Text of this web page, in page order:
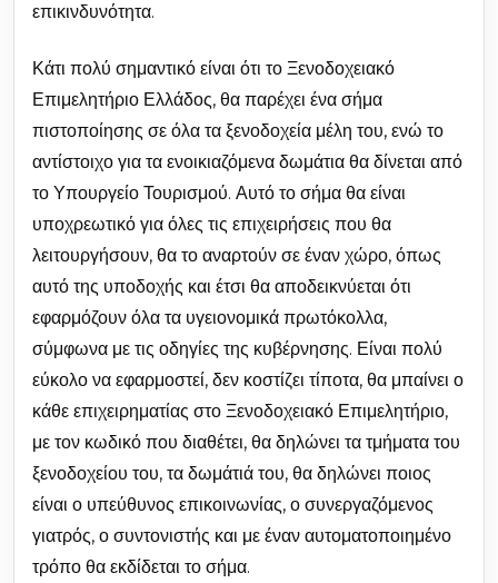
επικινδυνότητα.
Κάτι πολύ σημαντικό είναι ότι το Ξενοδοχειακό
Επιμελητήριο Ελλάδος, θα παρέχει ένα σήμα
πιστοποίησης σε όλα τα ξενοδοχεία μέλη του, ενώ το
αντίστοιχο για τα ενοικιαζόμενα δωμάτια θα δίνεται από
το Υπουργείο Τουρισμού. Αυτό το σήμα θα είναι
υποχρεωτικό για όλες τις επιχειρήσεις που θα
λειτουργήσουν, θα το αναρτούν σε έναν χώρο, όπως
αυτό της υποδοχής και έτσι θα αποδεικνύεται ότι
εφαρμόζουν όλα τα υγειονομικά πρωτόκολλα,
σύμφωνα με τις οδηγίες της κυβέρνησης. Είναι πολύ
εύκολο να εφαρμοστεί, δεν κοστίζει τίποτα, θα μπαίνει ο
κάθε επιχειρηματίας στο Ξενοδοχειακό Επιμελητήριο,
με τον κωδικό που διαθέτει, θα δηλώνει τα τμήματα του
ξενοδοχείου του, τα δωμάτιά του, θα δηλώνει ποιος
είναι ο υπεύθυνος επικοινωνίας, ο συνεργαζόμενος
γιατρός, ο συντονιστής και με έναν αυτοματοποιημένο
τρόπο θα εκδίδεται το σήμα.